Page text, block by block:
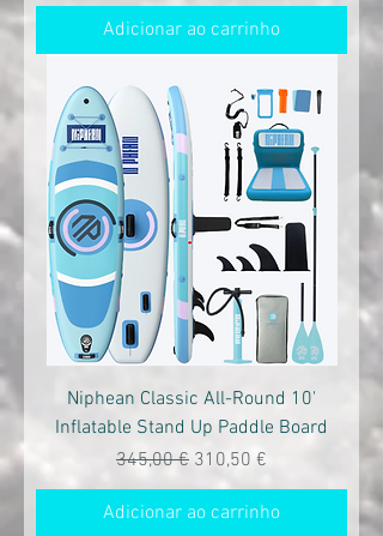
Adicionar ao carrinho
Niphean Classic All-Round 10'
Inflatable Stand Up Paddle Board
Preço normal
345,00 € Preço promocional
310,50 €
Adicionar ao carrinho